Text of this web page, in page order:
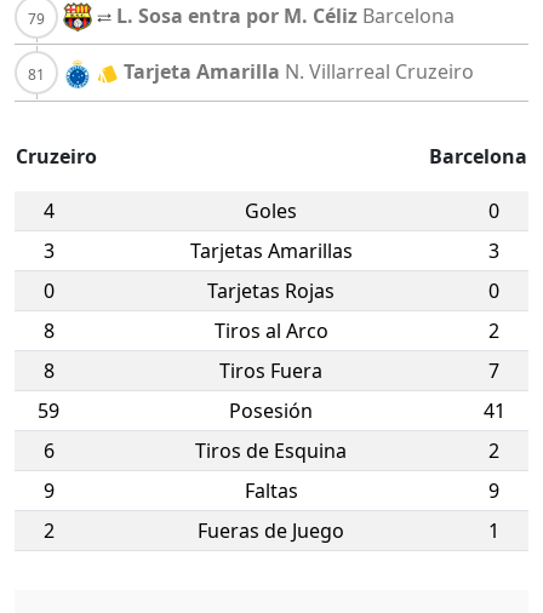
L. Sosa entra por M. Céliz Barcelona
Tarjeta Amarilla N. Villarreal Cruzeiro
Cruzeiro Barcelona
4 Goles
0
3
Tarjetas Amarillas
3
0
Tarjetas Rojas
0
8
Tiros al Arco
2
8
Tiros Fuera
7
59
Posesión
41
6
Tiros de Esquina
2
9
Faltas
9
2
Fueras de Juego 1